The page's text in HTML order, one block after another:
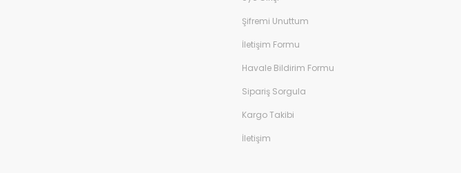
Şifremi Unuttum
İletişim Formu
Havale Bildirim Formu
Sipariş Sorgula
Kargo Takibi
İletişim